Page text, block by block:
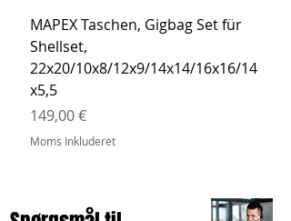
MAPEX Taschen, Gigbag Set für
Shellset,
22x20/10x8/12x9/14x14/16x16/14
x5,5
Pris
149,00 €
Moms Inkluderet
Pris